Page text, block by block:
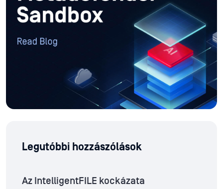
Legutóbbi hozzászólások
Az IntelligentFILE kockázata